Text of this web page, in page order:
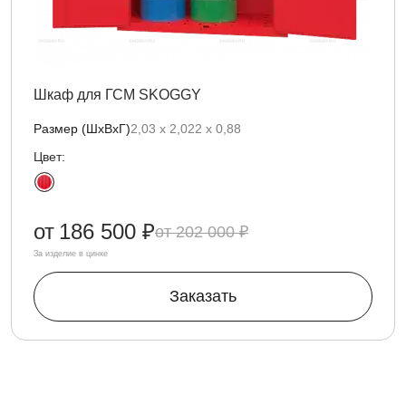
Шкаф для ГСМ SKOGGY
Размер (ШхВхГ)2,03 х 2,022 х 0,88
Цвет:
202 000 ₽
от 186 500 ₽
За изделие в цинке
Заказать